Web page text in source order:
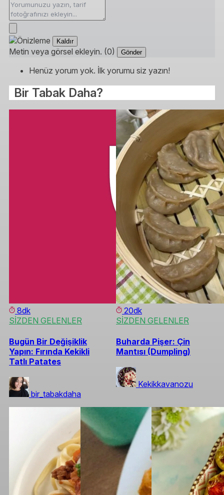
Kaldır
Metin veya görsel ekleyin. (0) Gönder
Henüz yorum yok. İlk yorumu siz yazın!
Bir Tabak Daha?
8dk
SİZDEN GELENLER
Bugün Bir Değişiklik
Yapın: Fırında Kekikli
Tatlı Patates
bir_tabakdaha
20dk
SİZDEN GELENLER
Buharda Pişer: Çin
Mantısı (Dumpling)
Kekikkavanozu